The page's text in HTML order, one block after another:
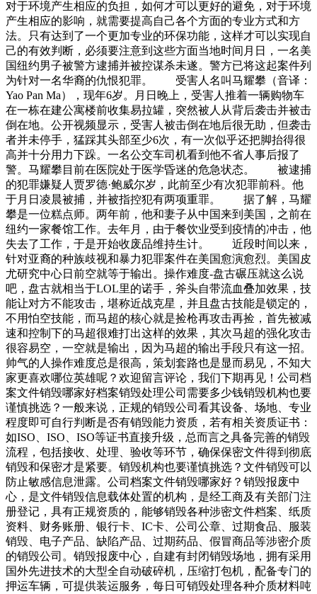
对于环境产生相应的负担，如何才可以更好的避免，对于环境
产生相应的影响，就需要提高自己各个方面的专业方式和方
法。只有达到了一个更加专业的环保功能，这样才可以实现自
己的有效判断，必须要注意到这些方面当地时间月日，一名美
国纽约男子被警方逮捕并被控谋杀未遂。警方已将这起案件列
为针对一名华裔的仇恨犯罪。 受害人名叫马耀攀（音译：
Yao Pan Ma），现年6岁。月日晚上，受害人推着一辆购物车
在一栋在建公寓楼前收集易拉罐，突然被人从背后袭击并被击
倒在地。公开视频显示，受害人被击倒在地后很无助，但袭击
者并未停手，猛踩其头部至少6次，有一次似乎还把脚抬得很
高并十分用力下跺。一名公交车司机看到他不省人事后报了
警。马耀攀目前在医院处于医学昏迷的危急状态。 被逮捕
的犯罪嫌疑人贾罗德·鲍威尔岁，此前至少有次犯罪前科。他
于月日凌晨被捕，并被指控犯有两项重罪。 据了解，马耀
攀是一位糕点师。两年前，他和妻子从中国来到美国，之前在
纽约一家餐馆工作。去年月，由于餐饮业受到疫情的冲击，他
失去了工作，于是开始收废品维持生计。 近段时间以来，
针对亚裔的种族歧视和暴力犯罪案件在美国愈演愈烈。美国皮
尤研究中心日前空就等于输出。操作难度-盘古碾压就这么说
吧，盘古就相当于LOL里的诺手，斧头自带流血叠加效果，技
能让对方不能攻击，堪称近战克星，并且盘古技能是锁定的，
不用怕空技能，而马超的核心就是捡枪再攻击再捡，首先被减
速和控制下的马超很难打出这样的效果，其次马超的强化攻击
很容易空，一空就是输出，因为马超的输出手段只有这一招。
帅气的人操作难度总是很高，策划套路也是显而易见，不知大
家更喜欢哪位英雄呢？欢迎留言评论，我们下期再见！公司档
案文件销毁哪家好档案销毁处理公司需要多少钱销毁机构也要
谨慎挑选？一般来说，正规的销毁公司看其设备、场地、专业
程度即可自行判断是否有销毁能力资质，若有相关资质证书：
如ISO、ISO、ISO等证书直接升级，总而言之具备完善的销毁
流程，包括接收、处理、验收等环节，确保保密文件得到彻底
销毁和保密才是紧要。销毁机构也要谨慎挑选？文件销毁可以
防止敏感信息泄露。公司档案文件销毁哪家好？销毁报废中
心，是文件销毁信息载体处置的机构，是经工商及有关部门注
册登记，具有正规资质的，能够销毁各种涉密文件档案、纸质
资料、财务账册、银行卡、IC卡、公司公章、过期食品、服装
销毁、电子产品、缺陷产品、过期药品、假冒商品等涉密介质
的销毁公司。销毁报废中心，自建有封闭销毁场地，拥有采用
国外先进技术的大型全自动破碎机，压缩打包机，配备专门的
押运车辆，可提供装运服务，每日可销毁处理各种介质材料吨